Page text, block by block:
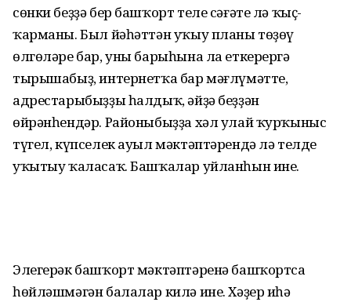
сөнки беҙҙә бер башҡорт теле сәғәте лә ҡыҫ­
ҡарманы. Был йәһәттән уҡыу планы төҙөү
өлгөләре бар, уны барыһына ла еткерергә
тырышабыҙ, интернетҡа бар мәғлүмәтте,
адрестарыбыҙҙы һалдыҡ, әйҙә беҙҙән
өйрәнһендәр. Районыбыҙҙа хәл улай ҡурҡы­ныс
түгел, күпселек ауыл мәктәптә­рендә лә телде
уҡытыу ҡаласаҡ. Башҡалар уйланһын ине.
Элегерәк башҡорт мәктәптәренә баш­ҡортса
һөйләшмәгән балалар килә ине. Хәҙер иһә